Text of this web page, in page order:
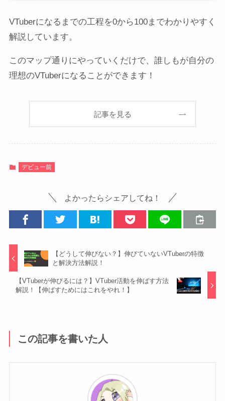
VTuberになるまでの工程を0から100までわかりやすく
解説しています。
このマップ通りにやっていくだけで、誰しもが自分の
理想のVTuberになることができます！
記事を見る
デビュー前
よかったらシェアしてね！
【どうして伸びない？】伸びていないVTuberの特徴
と解決方法解説！
【VTuberが伸びるには？】VTuber活動を伸ばす方法
解説！【伸ばすためにはこれをやれ！】
この記事を書いた人